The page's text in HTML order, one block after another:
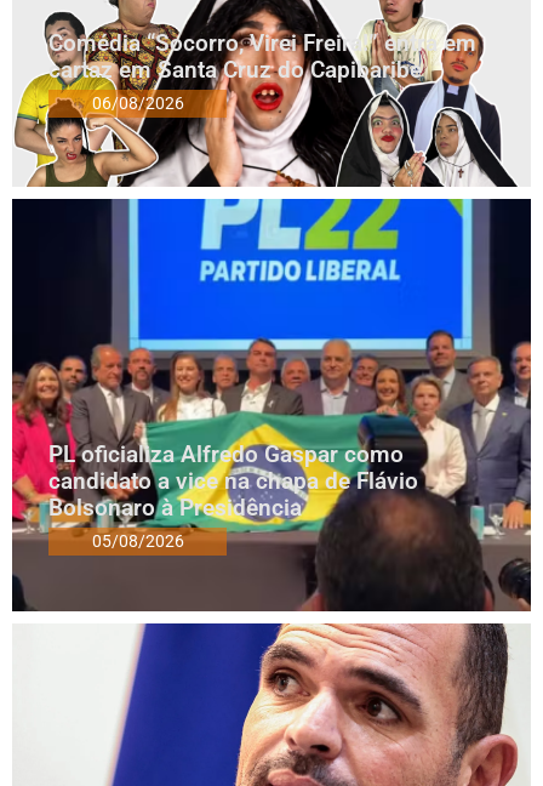
Comédia “Socorro, Virei Freira!” entra em
cartaz em Santa Cruz do Capibaribe
06/08/2026
PL oficializa Alfredo Gaspar como
candidato a vice na chapa de Flávio
Bolsonaro à Presidência
05/08/2026